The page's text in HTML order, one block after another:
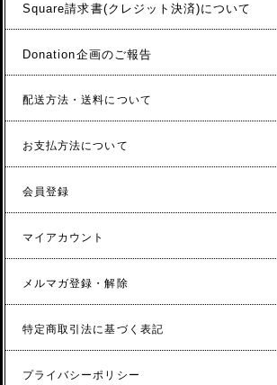
Square請求書(クレジット決済)について
Donation企画のご報告
配送方法・送料について
お支払方法について
会員登録
マイアカウント
メルマガ登録・解除
特定商取引法に基づく表記
プライバシーポリシー